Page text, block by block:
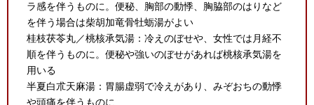
ラ感を伴うものに。便秘、胸部の動悸、胸脇部のはりなど
を伴う場合は柴胡加竜骨牡蛎湯がよい
桂枝茯苓丸／桃核承気湯：冷えのぼせや、女性では月経不
順を伴うものに。便秘や強いのぼせがあれば桃核承気湯を
用いる
半夏白朮天麻湯：胃腸虚弱で冷えがあり、みぞおちの動悸
や頭痛を伴うものに